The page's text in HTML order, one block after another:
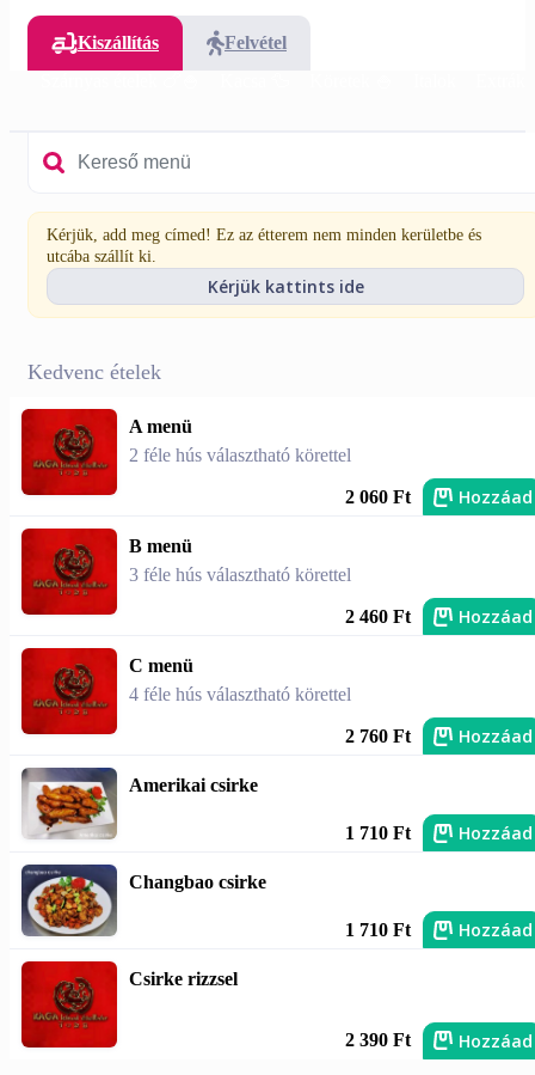
Kiszállítás
Felvétel
Kérjük, add meg címed! Ez az étterem nem minden kerületbe és
utcába szállít ki.
Kérjük kattints ide
Kedvenc ételek
A menü
2 féle hús választható körettel
2 060 Ft Hozzáad
B menü
3 féle hús választható körettel
2 460 Ft Hozzáad
C menü
4 féle hús választható körettel
2 760 Ft Hozzáad
Amerikai csirke
1 710 Ft Hozzáad
Changbao csirke
1 710 Ft Hozzáad
Csirke rizzsel
2 390 Ft Hozzáad